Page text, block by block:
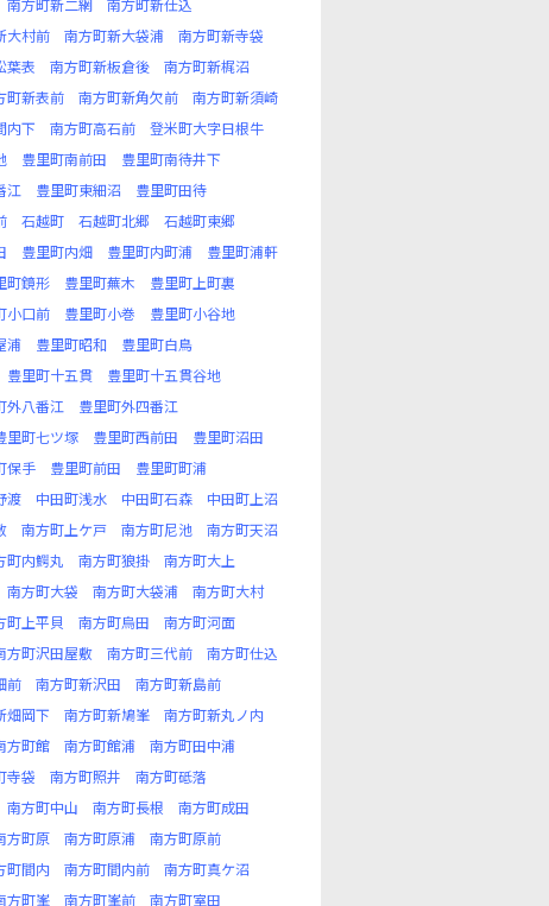
南方町新二網
南方町新仕込
大村前 南方町新大袋浦
南方町新寺袋
葉表 南方町新板倉後
南方町新梶沼
町新表前 南方町新角欠前
南方町新須崎
内下 南方町高石前
登米町大字日根牛
豊里町南前田
豊里町南待井下
江 豊里町東細沼
豊里町田待
石越町 石越町北郷
石越町東郷
豊里町内畑 豊里町内町浦
豊里町浦軒
町鏡形 豊里町蕪木
豊里町上町裏
小口前 豊里町小巻
豊里町小谷地
浦 豊里町昭和
豊里町白鳥
豊里町十五貫
豊里町十五貫谷地
外八番江
豊里町外四番江
里町七ツ塚 豊里町西前田
豊里町沼田
保手 豊里町前田
豊里町町浦
渡 中田町浅水 中田町石森
中田町上沼
南方町上ケ戸 南方町尼池
南方町天沼
町内鰐丸 南方町狼掛
南方町大上
南方町大袋 南方町大袋浦
南方町大村
町上平貝 南方町烏田
南方町河面
方町沢田屋敷 南方町三代前
南方町仕込
前 南方町新沢田
南方町新島前
畑岡下 南方町新鳩峯
南方町新丸ノ内
方町館 南方町館浦
南方町田中浦
寺袋 南方町照井
南方町砥落
南方町中山 南方町長根
南方町成田
方町原 南方町原浦
南方町原前
町間内 南方町間内前
南方町真ケ沼
方町峯 南方町峯前
南方町室田